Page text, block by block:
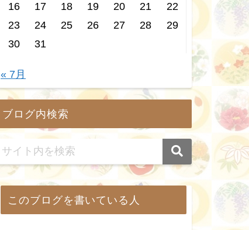
16
17 18 19 20 21
22
23
24 25 26 27 28
29
30
31
« 7月
ブログ内検索
このブログを書いている人